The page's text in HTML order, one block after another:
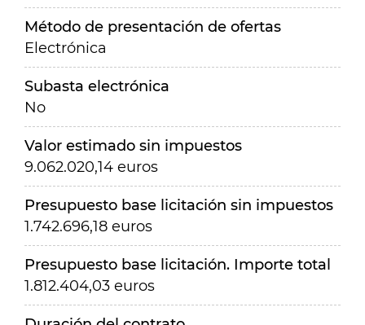
Método de presentación de ofertas
Electrónica
Subasta electrónica
No
Valor estimado sin impuestos
9.062.020,14 euros
Presupuesto base licitación sin impuestos
1.742.696,18 euros
Presupuesto base licitación. Importe total
1.812.404,03 euros